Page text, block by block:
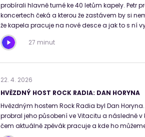
probírali hlavně turné ke 40 letům kapely. Petr
koncertech čeká a kterou že zastávem by si
že kapela pracuje na nové desce a jak to s ní
27 minut
22. 4. 2026
HVĚZDNÝ HOST ROCK RADIA: DAN HORYNA
Hvězdným hostem Rock Radia byl Dan
probral jeho působení ve Vitacitu a následně v
čem aktuálně zpěvák pracuje a kde ho